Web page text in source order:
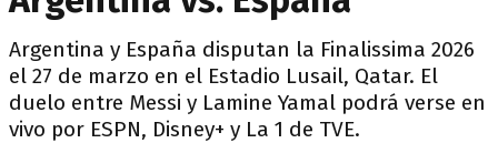
Argentina y España disputan la Finalissima 2026
el 27 de marzo en el Estadio Lusail, Qatar. El
duelo entre Messi y Lamine Yamal podrá verse en
vivo por ESPN, Disney+ y La 1 de TVE.